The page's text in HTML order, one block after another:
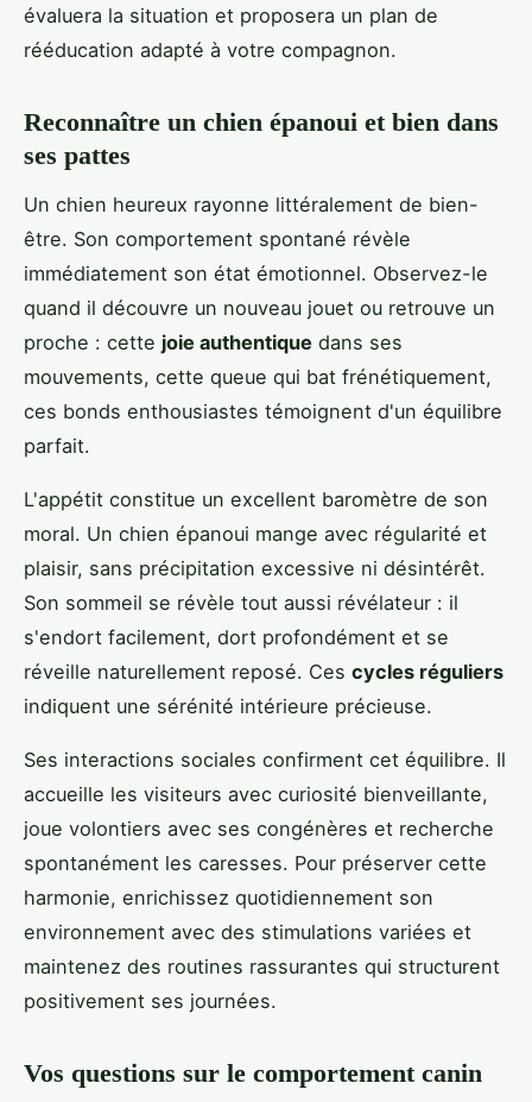
évaluera la situation et proposera un plan de
rééducation adapté à votre compagnon.
Reconnaître un chien épanoui et bien dans
ses pattes
Un chien heureux rayonne littéralement de bien-
être. Son comportement spontané révèle
immédiatement son état émotionnel. Observez-le
quand il découvre un nouveau jouet ou retrouve un
proche : cette joie authentique dans ses
mouvements, cette queue qui bat frénétiquement,
ces bonds enthousiastes témoignent d'un équilibre
parfait.
L'appétit constitue un excellent baromètre de son
moral. Un chien épanoui mange avec régularité et
plaisir, sans précipitation excessive ni désintérêt.
Son sommeil se révèle tout aussi révélateur : il
s'endort facilement, dort profondément et se
réveille naturellement reposé. Ces cycles réguliers
indiquent une sérénité intérieure précieuse.
Ses interactions sociales confirment cet équilibre. Il
accueille les visiteurs avec curiosité bienveillante,
joue volontiers avec ses congénères et recherche
spontanément les caresses. Pour préserver cette
harmonie, enrichissez quotidiennement son
environnement avec des stimulations variées et
maintenez des routines rassurantes qui structurent
positivement ses journées.
Vos questions sur le comportement canin